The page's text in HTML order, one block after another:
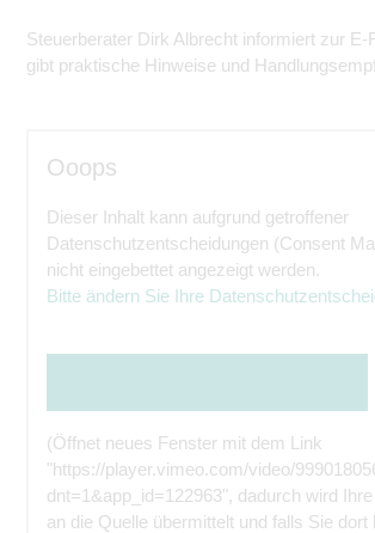
Steuerberater Dirk Albrecht informiert zur E-
gibt praktische Hinweise und
Ooops
Dieser Inhalt kann aufgrund getroffener
Datenschutzentscheidungen (Consent
nicht eingebettet angezeigt werden.
Bitte ändern Sie Ihre
(Öffnet neues Fenster mit dem Link
"https://player.vimeo.com/video/
dnt=1&app_id=122963", dadurch wird
an die Quelle übermittelt und falls Sie dort